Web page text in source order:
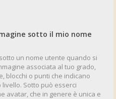
sotto il mio nome
un nome utente quando si
associata al tuo grado,
blocchi o punti che indicano
Sotto può esserci
avatar, che in genere è unica e